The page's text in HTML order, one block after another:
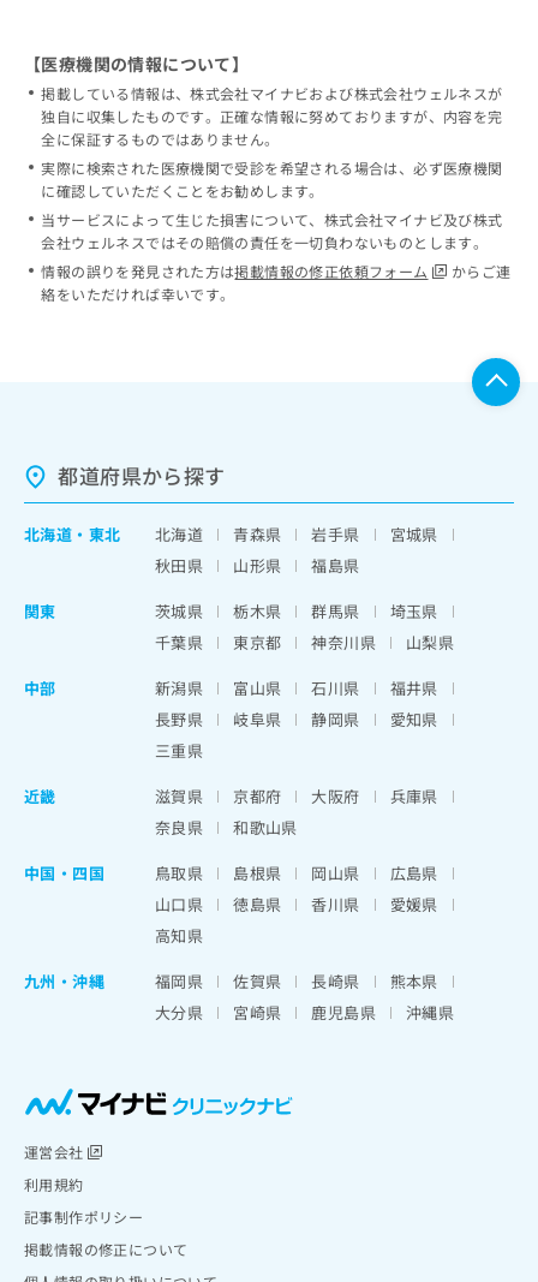
【医療機関の情報について】
掲載している情報は、株式会社マイナビおよび株式会社ウェルネスが
独自に収集したものです。正確な情報に努めておりますが、内容を完
全に保証するものではありません。
実際に検索された医療機関で受診を希望される場合は、必ず医療機関
に確認していただくことをお勧めします。
当サービスによって生じた損害について、株式会社マイナビ及び株式
会社ウェルネスではその賠償の責任を一切負わないものとします。
情報の誤りを発見された方は掲載情報の修正依頼フォーム
からご連
絡をいただければ幸いです。
都道府県から探す
北海道 ・ 東北 北海道 青森県 岩手県
宮城県
秋田県
山形県
福島県
関東
茨城県 栃木県 群馬県
埼玉県
千葉県
東京都 神奈川県
山梨県
中部
新潟県 富山県 石川県
福井県
長野県
岐阜県 静岡県
愛知県
三重県
近畿
滋賀県 京都府 大阪府
兵庫県
奈良県
和歌山県
中国・四国
鳥取県 島根県 岡山県
広島県
山口県
徳島県 香川県
愛媛県
高知県
九州・沖縄
福岡県 佐賀県 長崎県
熊本県
大分県
宮崎県 鹿児島県 沖縄県
運営会社
利用規約
記事制作ポリシー
掲載情報の修正について